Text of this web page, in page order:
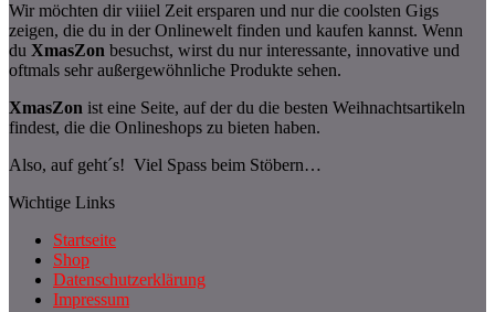
Wir möchten dir viiiel Zeit ersparen und nur die coolsten Gigs
zeigen, die du in der Onlinewelt finden und kaufen kannst. Wenn
du XmasZon besuchst, wirst du nur interessante, innovative und
oftmals sehr außergewöhnliche Produkte sehen.
XmasZon ist eine Seite, auf der du die besten Weihnachtsartikeln
findest, die die Onlineshops zu bieten haben.
Also, auf geht´s! Viel Spass beim Stöbern…
Wichtige Links
Startseite
Shop
Datenschutzerklärung
Impressum